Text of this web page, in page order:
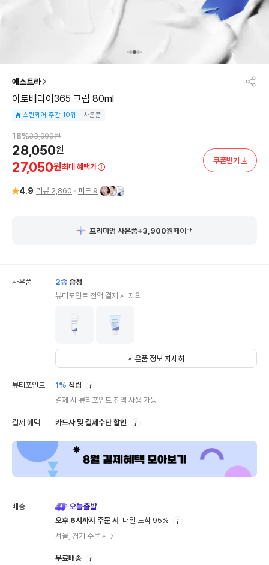
에스트라
아토베리어365 크림 80ml
스킨케어 주간 10위 사은품
18%33,000원
28,050원
27,050원최대 혜택가
쿠폰받기
4.9 리뷰 2,860 피드 9
프리미엄 사은품+3,900원페이백
사은품 2종 증정
뷰티포인트 전액 결제 시 제외
사은품 정보 자세히
뷰티포인트 1% 적립
결제 시 뷰티포인트 전액 사용 가능
결제 혜택 카드사 및 결제수단 할인
배송
오후 6시까지 주문 시
내일 도착 95%
서울, 경기 주문 시
무료배송